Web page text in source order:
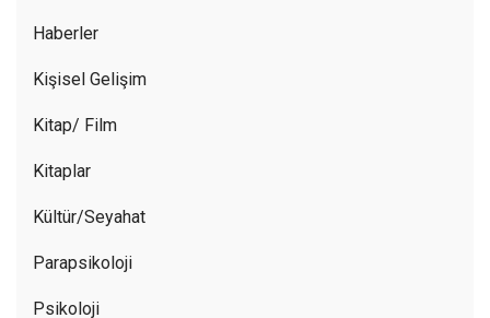
Haberler
Kişisel Gelişim
Kitap/ Film
Kitaplar
Kültür/Seyahat
Parapsikoloji
Psikoloji